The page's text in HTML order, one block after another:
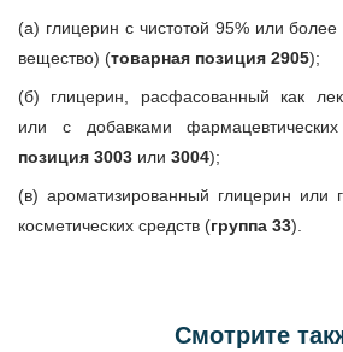
(а) глицерин с чистотой 95% или
вещество) (товарная позиция 2905);
(б) глицерин, расфасованный как
или с добавками
позиция 3003 или 3004);
(в) ароматизированный глицерин или
косметических средств (группа 33).
Смотрите